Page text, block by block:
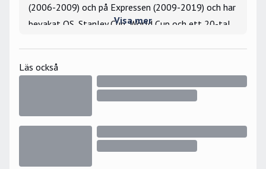
(2006-2009) och på Expressen (2009-2019) och har
bevakat OS, Stanley Cup, World Cup och ett 20-tal
Larionov under gästspelet i Hockeyettan 2006.
Visa mer
Läs också